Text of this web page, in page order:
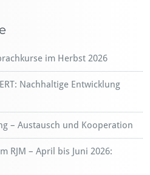
im Herbst 2026
Nachhaltige Entwicklung
– Austausch und Kooperation
RJM – April bis Juni 2026: